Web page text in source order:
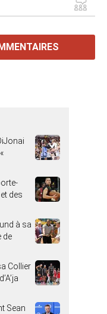
des
à sa
de
Collier
Sean